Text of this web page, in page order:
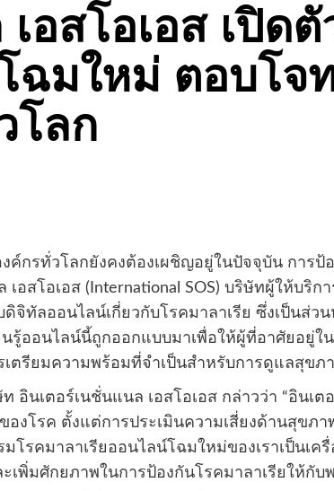
อสโอเอส เปิด
ฉมใหม่ ตอบโจ
โลก
ค์กรทั่วโลกยังคงต้องเผชิญอยู่ในปัจจุบัน การ
อสโอเอส (International SOS) บริษัทผู้ให้บ
จิทัลออนไลน์เกี่ยวกับโรคมาลาเรีย ซึ่งเป็นส่
รู้ออนไลน์นี้ถูกออกแบบมาเพื่อให้ผู้ที่อาศัยอยู่
ตรียมความพร้อมที่จำเป็นสำหรับการดูแลสุขภ
นเตอร์เนชั่นแนล เอสโอเอส กล่าวว่า “อินเ
งโรค ตั้งแต่การประเมินความเสี่ยงด้านสุขภ
โรคมาลาเรียออนไลน์โฉมใหม่ของเราเป็นเ
เพิ่มศักยภาพในการป้องกันโรคมาลาเรียให้กับ